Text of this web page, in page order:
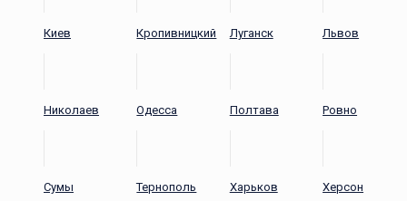
Киев Кропивницкий Луганск Львов
Николаев Одесса Полтава Ровно
Сумы Тернополь Харьков Херсон